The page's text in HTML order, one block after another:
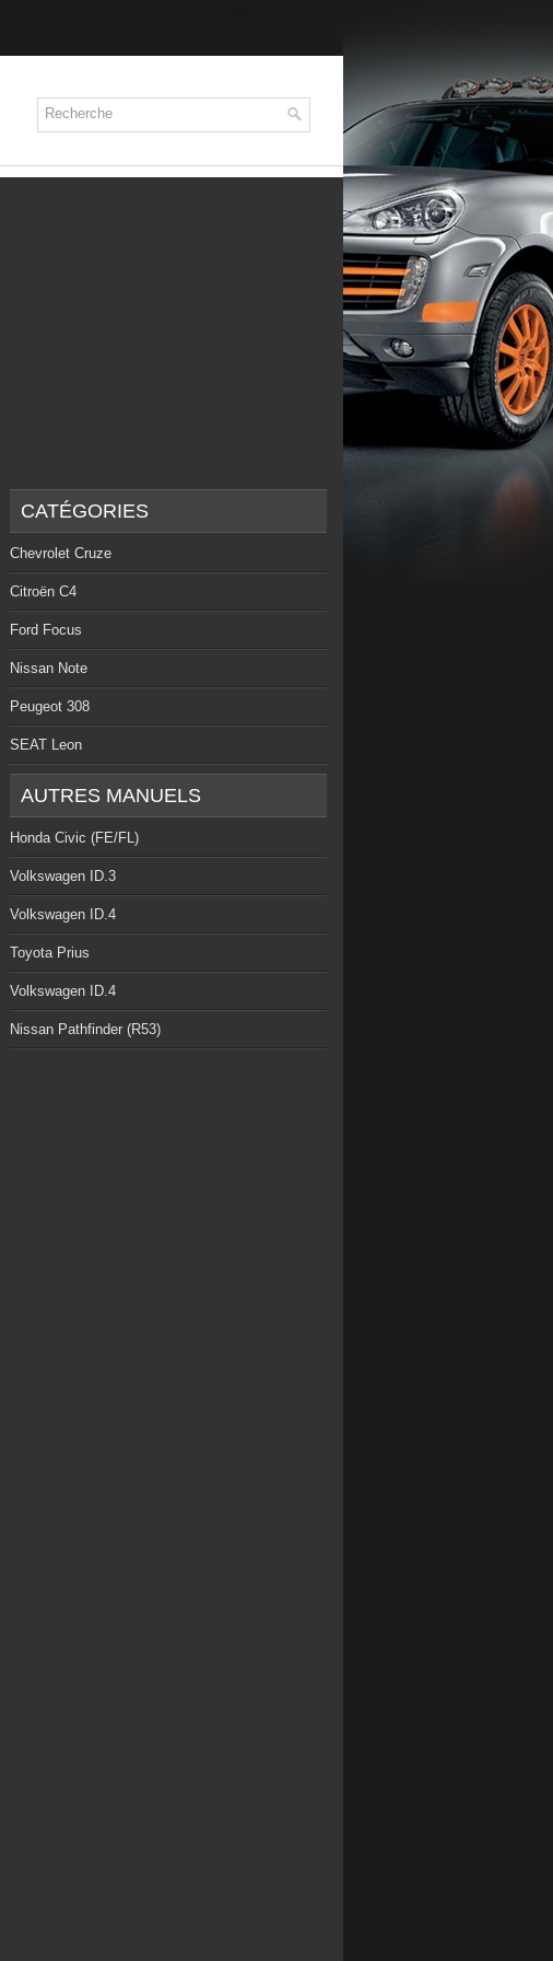
CATÉGORIES
Chevrolet Cruze
Citroën C4
Ford Focus
Nissan Note
Peugeot 308
SEAT Leon
AUTRES MANUELS
Honda Civic (FE/FL)
Volkswagen ID.3
Volkswagen ID.4
Toyota Prius
Volkswagen ID.4
Nissan Pathfinder (R53)